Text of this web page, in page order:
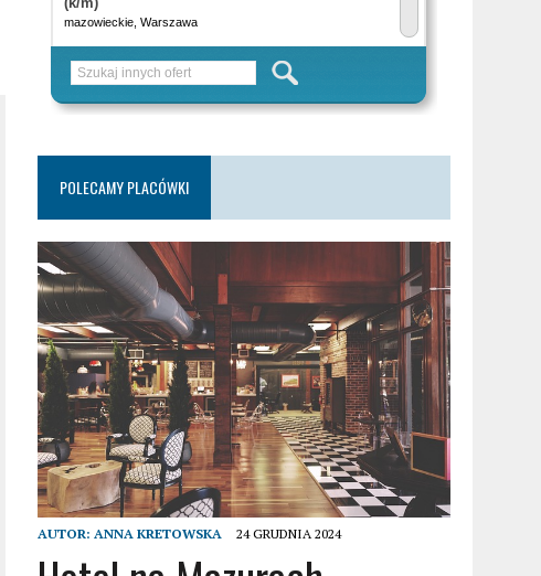
POLECAMY PLACÓWKI
AUTOR: ANNA KRETOWSKA 24 GRUDNIA 2024